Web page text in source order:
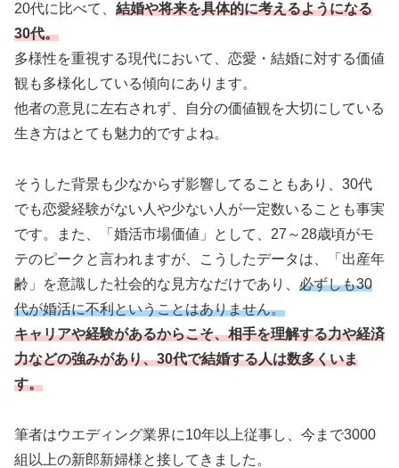
20代に比べて、 結婚や将来を具体的に考えるようになる
30代。
多様性を重視する現代において、恋愛・結婚に対する価値
観も多様化している傾向にあります。
他者の意見に左右されず、自分の価値観を大切にしている
生き方はとても魅力的ですよね。
そうした背景も少なからず影響してることもあり、30代
でも恋愛経験がない人や少ない人が一定数いることも事実
です。また、「婚活市場価値」として、27～28歳頃がモ
テのピークと言われますが、こうしたデータは、「出産年
齢」を意識した社会的な見方なだけであり、 必ずしも30
代が婚活に不利ということはありません。
キャリアや経験があるからこそ、相手を理解する力や経済
力などの強みがあり、30代で結婚する人は数多くいま
す。
筆者はウエディング業界に10年以上従事し、今まで3000
組以上の新郎新婦様と接してきました。